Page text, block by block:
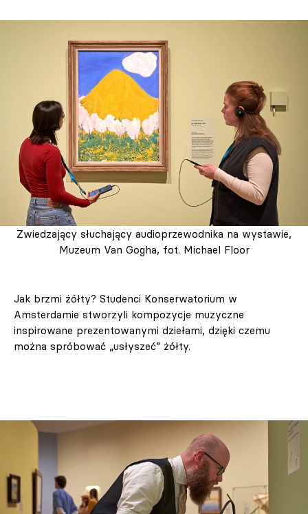
Zwiedzający słuchający audioprzewodnika na wystawie,
Muzeum Van Gogha, fot. Michael Floor
Jak brzmi żółty? Studenci Konserwatorium w
Amsterdamie stworzyli kompozycje muzyczne
inspirowane prezentowanymi dziełami, dzięki czemu
można spróbować „usłyszeć” żółty.